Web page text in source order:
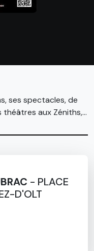
ses spectacles, de
théâtres aux Zéniths,
toute particulière
rejoindre sa famille
les étoiles.
- PLACE
D'OLT